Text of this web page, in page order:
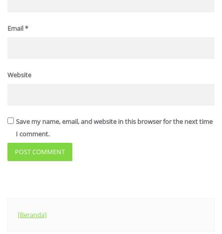
Email*
Website
Save my name, email, and website in this browser for the next time
I comment.
[Beranda]